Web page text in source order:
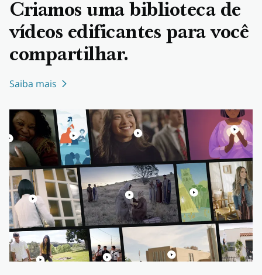
Criamos uma biblioteca de
vídeos edificantes para você
compartilhar.
Saiba mais